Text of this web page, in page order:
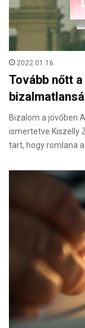
2022.01.16.
Tovább nőtt
Bizalom a jövőben
ismertetve Kiszelly
tart, hogy romlana a